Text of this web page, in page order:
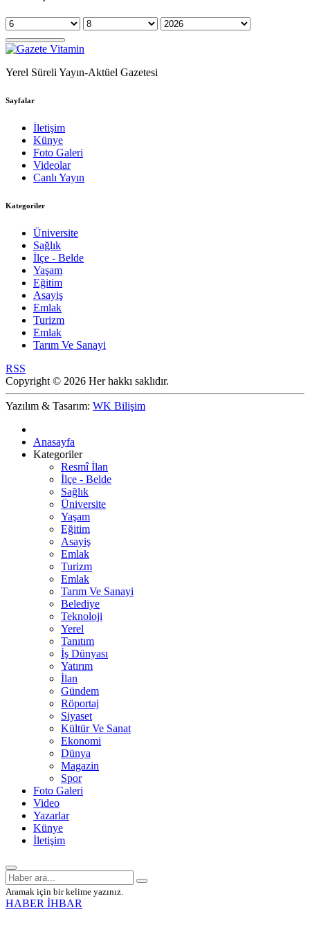
Yerel Süreli Yayın-Aktüel Gazetesi
Sayfalar
İletişim
Künye
Foto Galeri
Videolar
Canlı Yayın
Kategoriler
Üniversite
Sağlık
İlçe - Belde
Yaşam
Eğitim
Asayiş
Emlak
Turizm
Emlak
Tarım Ve Sanayi
RSS
Copyright © 2026 Her hakkı saklıdır.
Yazılım & Tasarım: WK Bilişim
Anasayfa
Kategoriler
Resmî İlan
İlçe - Belde
Sağlık
Üniversite
Yaşam
Eğitim
Asayiş
Emlak
Turizm
Emlak
Tarım Ve Sanayi
Belediye
Teknoloji
Yerel
Tanıtım
İş Dünyası
Yatırım
İlan
Gündem
Röportaj
Siyaset
Kültür Ve Sanat
Ekonomi
Dünya
Magazin
Spor
Foto Galeri
Video
Yazarlar
Künye
İletişim
Aramak için bir kelime yazınız.
HABER İHBAR